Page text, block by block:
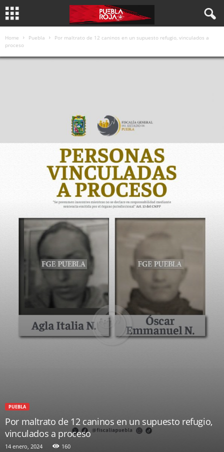
Home Puebla
Por maltrato de 12 caninos en un supuesto refugio, vinculados a
proceso
PUEBLA
Por maltrato de 12 caninos en un supuesto refugio,
vinculados a proceso
14 enero, 2024 160